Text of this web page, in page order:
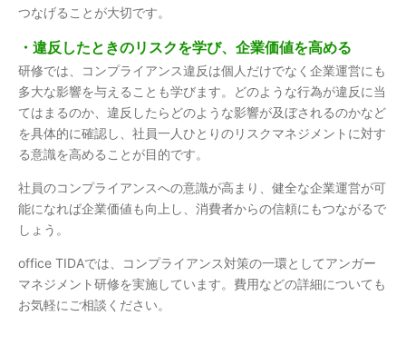
つなげることが大切です。
・違反したときのリスクを学び、企業価値を高める
研修では、コンプライアンス違反は個人だけでなく企業運営にも
多大な影響を与えることも学びます。どのような行為が違反に当
てはまるのか、違反したらどのような影響が及ぼされるのかなど
を具体的に確認し、社員一人ひとりのリスクマネジメントに対す
る意識を高めることが目的です。
社員のコンプライアンスへの意識が高まり、健全な企業運営が可
能になれば企業価値も向上し、消費者からの信頼にもつながるで
しょう。
office TIDAでは、コンプライアンス対策の一環としてアンガー
マネジメント研修を実施しています。費用などの詳細についても
お気軽にご相談ください。